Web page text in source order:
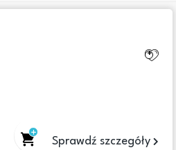
Sprawdź szczegóły